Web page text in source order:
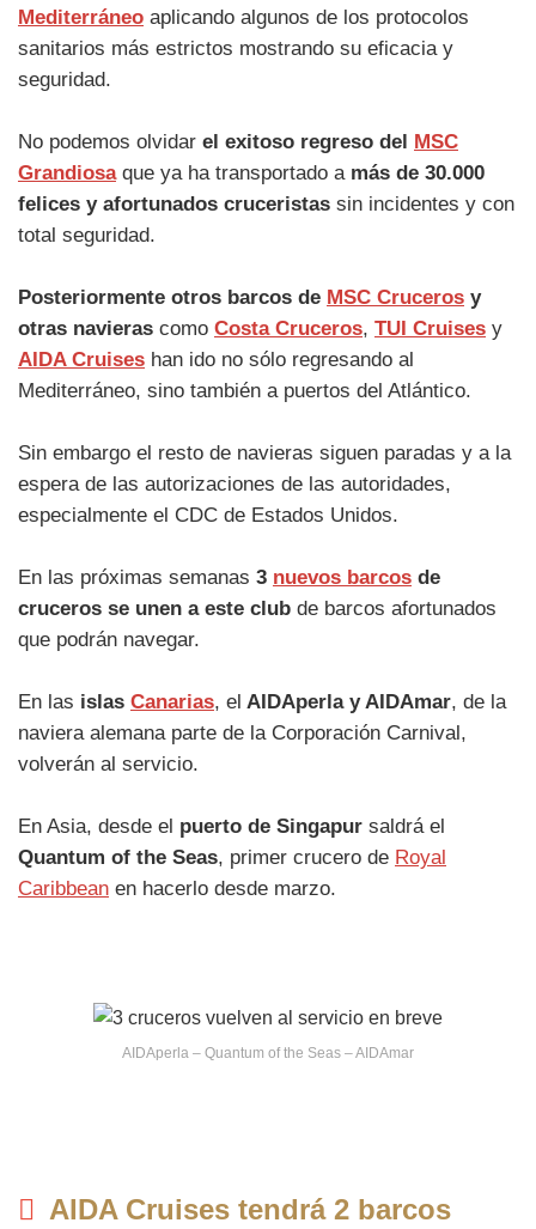
Mediterráneo aplicando algunos de los protocolos
sanitarios más estrictos mostrando su eficacia y
seguridad.
No podemos olvidar el exitoso regreso del MSC
Grandiosaque ya ha transportado a más de 30.000
felices y afortunados cruceristas sin incidentes y con
total seguridad.
Posteriormente otros barcos de MSC Cruceros y
otras navieras como Costa Cruceros, TUI Cruises y
AIDA Cruises han ido no sólo regresando al
Mediterráneo, sino también a puertos del Atlántico.
Sin embargo el resto de navieras siguen paradas y a la
espera de las autorizaciones de las autoridades,
especialmente el CDC de Estados Unidos.
En las próximas semanas 3 nuevos barcos de
cruceros se unen a este club de barcos afortunados
que podrán navegar.
En las islas Canarias, el AIDAperla y AIDAmar, de la
naviera alemana parte de la Corporación Carnival,
volverán al servicio.
En Asia, desde el puerto de Singapur saldrá el
Quantum of the Seas, primer crucero de Royal
Caribbean en hacerlo desde marzo.
AIDAperla – Quantum of the Seas – AIDAmar
AIDA Cruises tendrá 2 barcos